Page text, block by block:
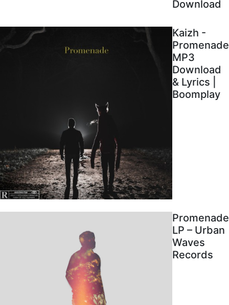
Download
Kaizh -
Promenade
MP3
Download
& Lyrics |
Boomplay
Promenade
LP – Urban
Waves
Records